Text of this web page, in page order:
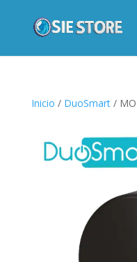
Inicio / DuoSmart/